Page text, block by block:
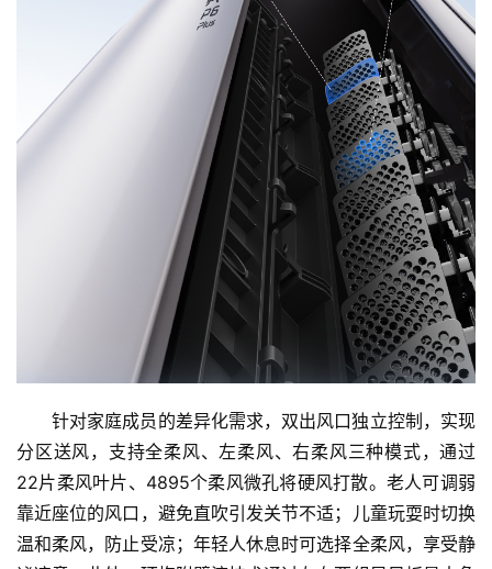
页
资
讯
针对家庭成员的差异化需求，双出风口独立控制，实现
分区送风，支持全柔风、左柔风、右柔风三种模式，通过
22片柔风叶片、4895个柔风微孔将硬风打散。老人可调弱
靠近座位的风口，避免直吹引发关节不适；儿童玩耍时切换
温和柔风，防止受凉；年轻人休息时可选择全柔风，享受静